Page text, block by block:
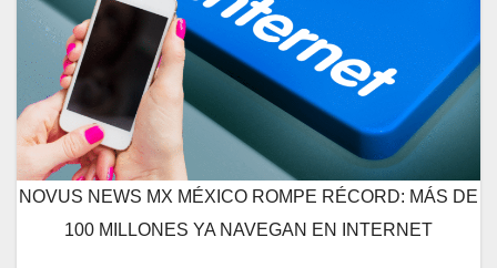
NOVUS NEWS MX MÉXICO ROMPE RÉCORD: MÁS DE
100 MILLONES YA NAVEGAN EN INTERNET